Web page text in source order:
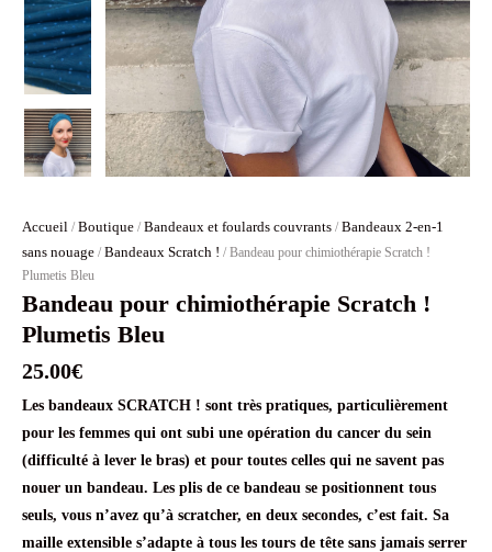
Accueil / Boutique / Bandeaux et foulards couvrants / Bandeaux 2-en-1
sans nouage / Bandeaux Scratch ! / Bandeau pour chimiothérapie Scratch !
Plumetis Bleu
Bandeau pour chimiothérapie Scratch !
Plumetis Bleu
25.00€
Les bandeaux SCRATCH ! sont très pratiques, particulièrement
pour les femmes qui ont subi une opération du cancer du sein
(difficulté à lever le bras) et pour toutes celles qui ne savent pas
nouer un bandeau. Les plis de ce bandeau se positionnent tous
seuls, vous n’avez qu’à scratcher, en deux secondes, c’est fait. Sa
maille extensible s’adapte à tous les tours de tête sans jamais serrer